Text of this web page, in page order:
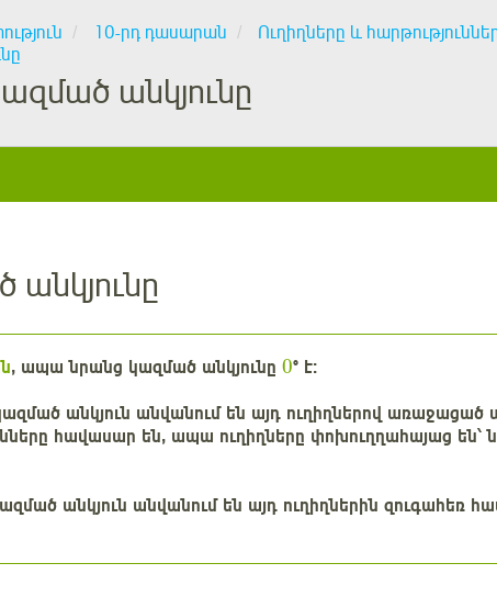
10-րդ դասարան
Ուղիղները և
անկյունը
անկյունը
, ապա նրանց կազմած անկյունը 0° է:
անկյուն անվանում են այդ ուղիղներով առաջացած
հավասար են, ապա ուղիղները փոխուղղահայաց են՝
անկյուն անվանում են այդ ուղիղներին զուգահեռ